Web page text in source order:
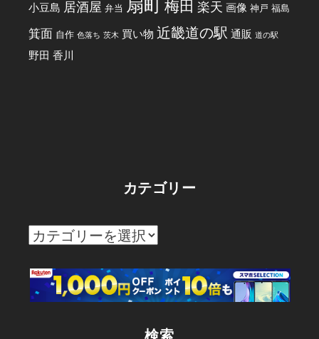
小豆島 居酒屋 弁当 扇町梅田 楽天 画像 神戸 福島
箕面 自作 色落ち 茨木 買い物 近畿道の駅 通販 道の駅
野田 香川
カテゴリー
カ
ゴ
リ
検索